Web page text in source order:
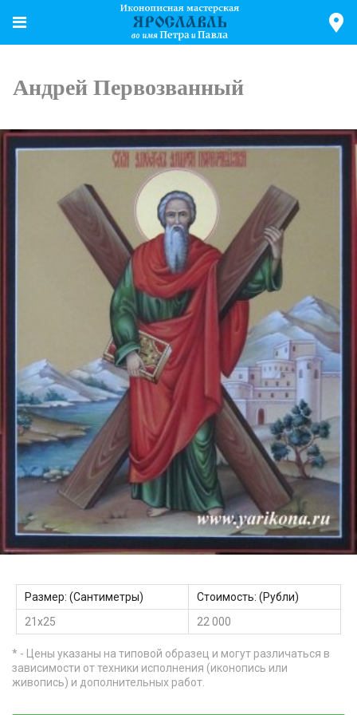
Андрей Первозванный
Размер: (Сантиметры)
Стоимость: (Рубли)
21х25
22 000
* - Цены указаны на типовой образец и могут различаться в
зависимости от техники исполнения (иконопись или
живопись) и дополнительных работ.